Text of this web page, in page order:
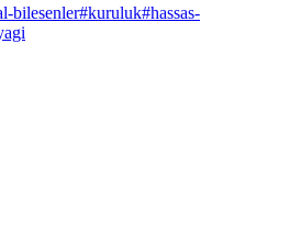
bilesenler#kuruluk#hassas-